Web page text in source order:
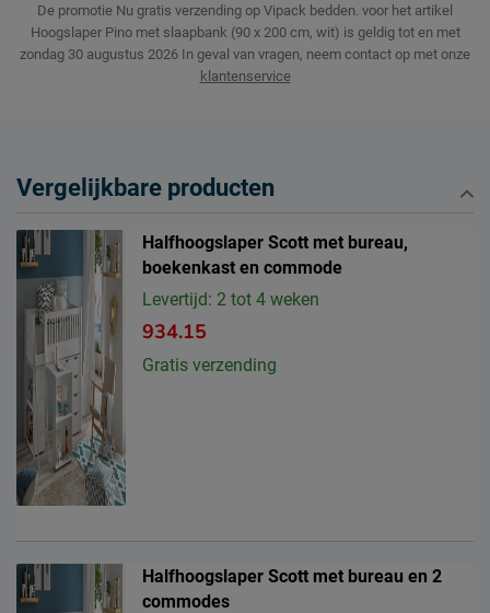
De promotie Nu gratis verzending op Vipack bedden. voor het artikel
Hoogslaper Pino met slaapbank (90 x 200 cm, wit) is geldig tot en met
zondag 30 augustus 2026 In geval van vragen, neem contact op met onze
klantenservice
Vergelijkbare producten
Halfhoogslaper Scott met bureau,
boekenkast en commode
Levertijd: 2 tot 4 weken
934.15
Gratis verzending
Halfhoogslaper Scott met bureau en 2
commodes